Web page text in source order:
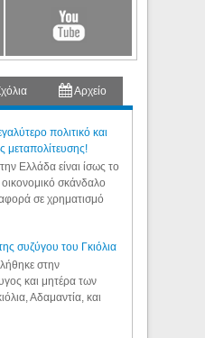
Αρχείο
πολιτικό και
μεταπολίτευσης!
Ελλάδα είναι ίσως το
οικονομικό σκάνδαλο
σε χρηματισμό
συζύγου του Γκιόλια
στην
και μητέρα των
Αδαμαντία, και